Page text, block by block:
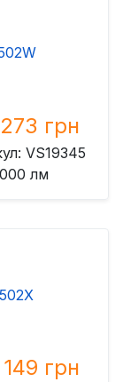
грн
VS19345
лм
грн